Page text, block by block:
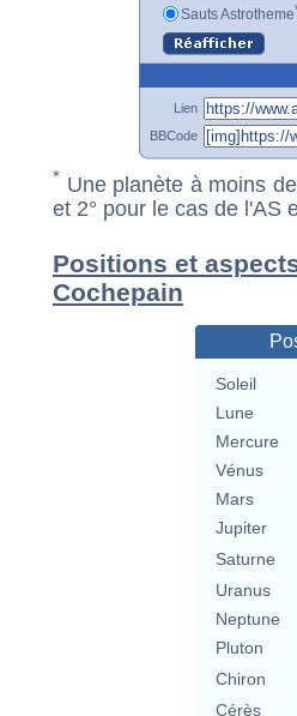
Sauts Astrotheme
Lien
BBCode
* Une planète à moins
et 2° pour le cas de l'AS
Positions et
Cochepain
Soleil
Lune
Mercure
Vénus
Mars
Jupiter
Saturne
Uranus
Neptune
Pluton
Chiron
Cérès